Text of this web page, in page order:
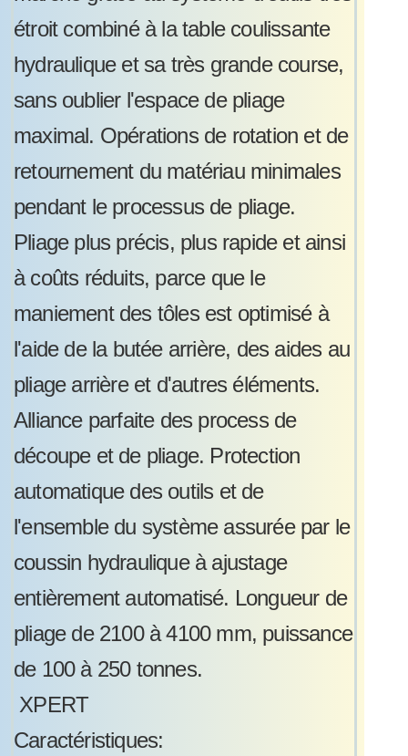
étroit combiné à la table coulissante
hydraulique et sa très grande course,
sans oublier l'espace de pliage
maximal. Opérations de rotation et de
retournement du matériau minimales
pendant le processus de pliage.
Pliage plus précis, plus rapide et ainsi
à coûts réduits, parce que le
maniement des tôles est optimisé à
l'aide de la butée arrière, des aides au
pliage arrière et d'autres éléments.
Alliance parfaite des process de
découpe et de pliage. Protection
automatique des outils et de
l'ensemble du système assurée par le
coussin hydraulique à ajustage
entièrement automatisé. Longueur de
pliage de 2100 à 4100 mm, puissance
de 100 à 250 tonnes.
XPERT
Caractéristiques: